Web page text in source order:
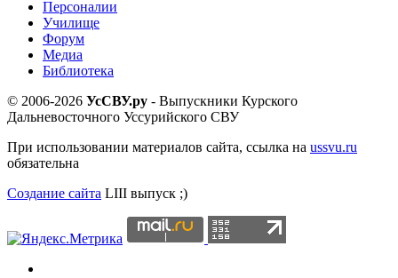
Персоналии
Училище
Форум
Медиа
Библиотека
© 2006-2026 УсСВУ.ру - Выпускники Курского
Дальневосточного Уссурийского СВУ
При использовании материалов сайта, ссылка на ussvu.ru
обязательна
Создание сайта LIII выпуск ;)